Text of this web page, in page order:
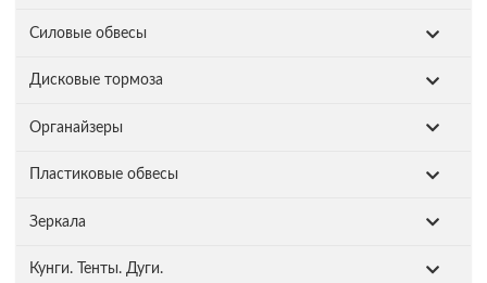
Силовые обвесы
Дисковые тормоза
Органайзеры
Пластиковые обвесы
Зеркала
Кунги. Тенты. Дуги.